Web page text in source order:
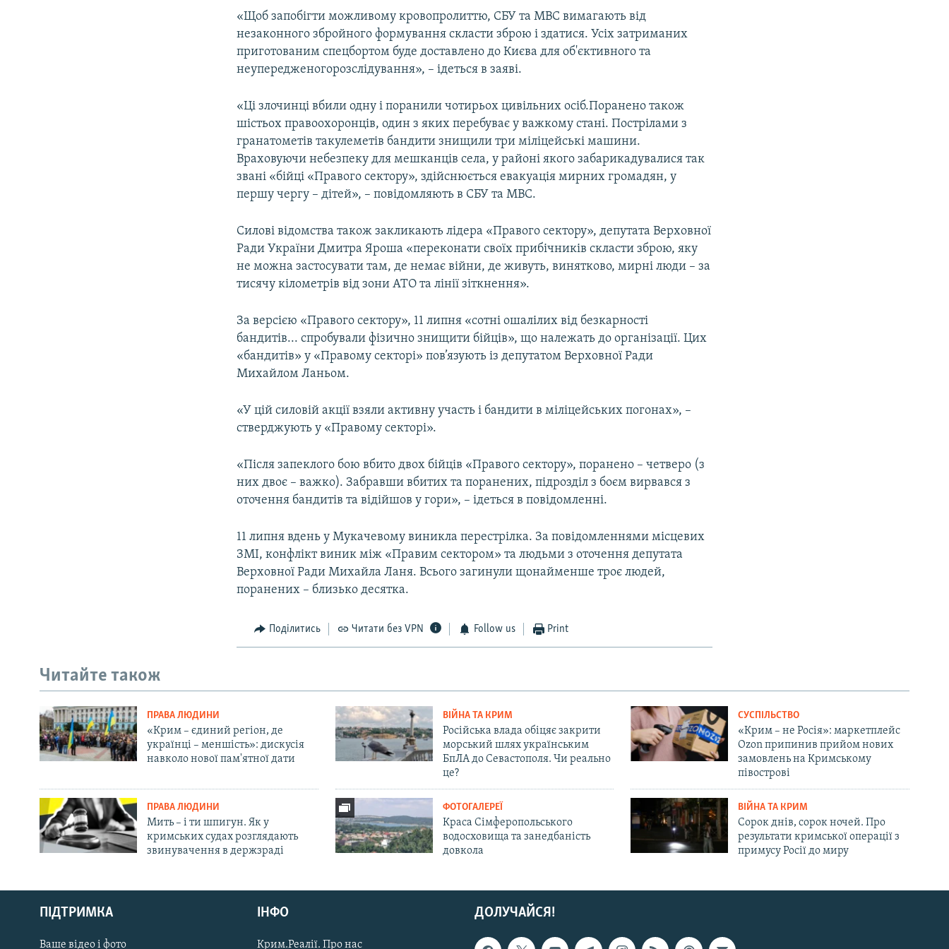
Русский
Qırımtatar
«Щоб запобігти можливому кровопролиттю, СБУ та МВС вимагають від
незаконного збройного формування скласти зброю і здатися. Усіх затриманих
приготованим спецбортом буде доставлено до Києва для об'єктивного та
неупередженогорозслідування», – ідеться в заяві.
«Ці злочинці вбили одну і поранили чотирьох цивільних осіб.Поранено також
шістьох правоохоронців, один з яких перебуває у важкому стані. Пострілами з
гранатометів такулеметів бандити знищили три міліцейські машини.
Враховуючи небезпеку для мешканців села, у районі якого забарикадувалися так
звані «бійці «Правого сектору», здійснюється евакуація мирних громадян, у
першу чергу – дітей», – повідомляють в СБУ та МВС.
Силові відомства також закликають лідера «Правого сектору», депутата Верховної
Ради України Дмитра Яроша «переконати своїх прибічників скласти зброю, яку
не можна застосувати там, де немає війни, де живуть, винятково, мирні люди – за
тисячу кілометрів від зони АТО та лінії зіткнення».
За версією «Правого сектору», 11 липня «сотні ошалілих від безкарності
бандитів... спробували фізично знищити бійців», що належать до організації. Цих
«бандитів» у «Правому секторі» пов’язують із депутатом Верховної Ради
Михайлом Ланьом.
«У цій силовій акції взяли активну участь і бандити в міліцейських погонах», –
стверджують у «Правому секторі».
«Після запеклого бою вбито двох бійців «Правого сектору», поранено – четверо (з
них двоє – важко). Забравши вбитих та поранених, підрозділ з боєм вирвався з
оточення бандитів та відійшов у гори», – ідеться в повідомленні.
11 липня вдень у Мукачевому виникла перестрілка. За повідомленнями місцевих
ЗМІ, конфлікт виник між «Правим сектором» та людьми з оточення депутата
Верховної Ради Михайла Ланя. Всього загинули щонайменше троє людей,
поранених – близько десятка.
Поділитись Читати без VPN Follow us Print
Читайте також
ПРАВА ЛЮДИНИ
«Крим – єдиний регіон, де
українці – меншість»: дискусія
навколо нової пам'ятної дати
ВІЙНА ТА КРИМ
Російська влада обіцяє закрити
морський шлях українським
БпЛА до Севастополя. Чи реально
це?
СУСПІЛЬСТВО
«Крим – не Росія»: маркетплейс
Ozon припинив прийом нових
замовлень на Кримському
півострові
ПРАВА ЛЮДИНИ
Мить – і ти шпигун. Як у
кримських судах розглядають
звинувачення в держзраді
ФОТОГАЛЕРЕЇ
Краса Сімферопольського
водосховища та занедбаність
довкола
ВІЙНА ТА КРИМ
Сорок днів, сорок ночей. Про
результати кримської операції з
примусу Росії до миру
ДОЛУЧАЙСЯ!
ПІДТРИМКА
Ваше відео і фото
ІНФО
Крим.Реалії. Про нас